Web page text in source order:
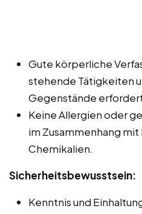
Gute körperliche
stehende Tätigkeiten
Gegenstände
Keine Allergien oder
im Zusammenhang mit
Chemikalien.
Sicherheitsbewusstsein:
Kenntnis und